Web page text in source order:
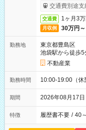
交通費別途支
交通費 1ヶ月3
月収例 30万円～
勤務地
東京都豊島区
池袋駅から徒歩5
不動産業
勤務時間 10:00-19:00（休
期間 2026年08月17
特徴 履歴書不要 / 40